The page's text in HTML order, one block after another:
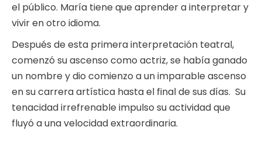
el público. María tiene que aprender a interpretar y
vivir en otro idioma.
Después de esta primera interpretación teatral,
comenzó su ascenso como actriz, se había ganado
un nombre y dio comienzo a un imparable ascenso
en su carrera artística hasta el final de sus días. Su
tenacidad irrefrenable impulso su actividad que
fluyó a una velocidad extraordinaria.